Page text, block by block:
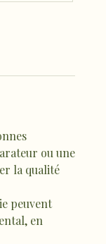
ou une
la qualité
peuvent
en